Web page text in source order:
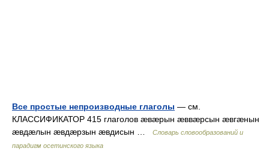
Все простые непроизводные глаголы — см.
КЛАССИФИКАТОР 415 глаголов æвæрын æввæрсын æвгæнын
æвдæлын æвдæрзын æвдисын …
Словарь словообразований и
парадигм осетинского языка